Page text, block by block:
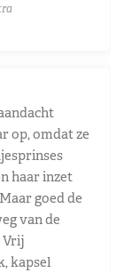
op, omdat ze
haar inzet
goed de
van de
Vrij
kapsel